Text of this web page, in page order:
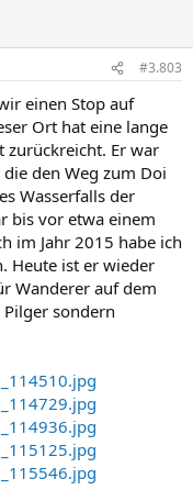
#3.803
einen Stop auf
Ort hat eine lange
zurückreicht. Er war
den Weg zum Doi
Wasserfalls der
bis vor etwa einem
im Jahr 2015 habe ich
Heute ist er wieder
Wanderer auf dem
sondern